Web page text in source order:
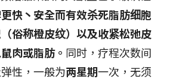
快丶安全而有效杀死脂肪细胞
俗称橙皮纹）以及收紧松弛皮
肉或脂肪。 同时，疗程次数间
性，一般为两星期一次，无须